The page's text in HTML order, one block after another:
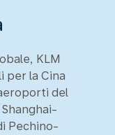
KLM
per la Cina
del
Pechino-